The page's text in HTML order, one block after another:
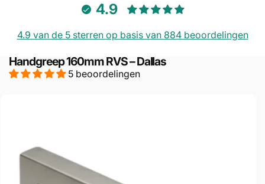
4.9
4.9 van de 5 sterren op basis van 884 beoordelingen
Handgreep 160mm RVS – Dallas
5 beoordelingen